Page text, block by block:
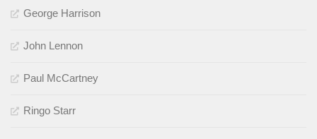
George Harrison
John Lennon
Paul McCartney
Ringo Starr